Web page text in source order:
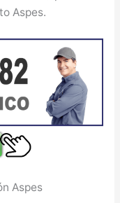
Aspes.
Aspes